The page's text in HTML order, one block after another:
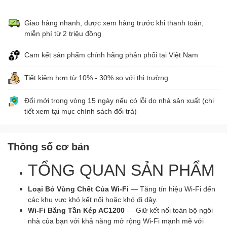
Giao hàng nhanh, được xem hàng trước khi thanh toán,
miễn phí từ 2 triệu đồng
Cam kết sản phẩm chính hãng phân phối tại Việt Nam
Tiết kiệm hơn từ 10% - 30% so với thị trường
Đổi mới trong vòng 15 ngày nếu có lỗi do nhà sản xuất (chi
tiết xem tại mục chính sách đổi trả)
Thông số cơ bản
TỔNG QUAN SẢN PHẨM
Loại Bỏ Vùng Chết Của Wi-Fi — Tăng tín hiệu Wi-Fi đến
các khu vực khó kết nối hoặc khó đi dây.
Wi-Fi Băng Tần Kép AC1200 — Giữ kết nối toàn bộ ngôi
nhà của bạn với khả năng mở rộng Wi-Fi mạnh mẽ với